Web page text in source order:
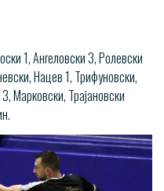
1, Ангеловски 3, Ролевски
Нацев 1, Трифуновски,
Марковски, Трајановски